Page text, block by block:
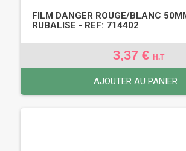
FILM DANGER ROUGE/BLANC
RUBALISE - REF: 714402
3,37 € H.T
AJOUTER AU PANIER